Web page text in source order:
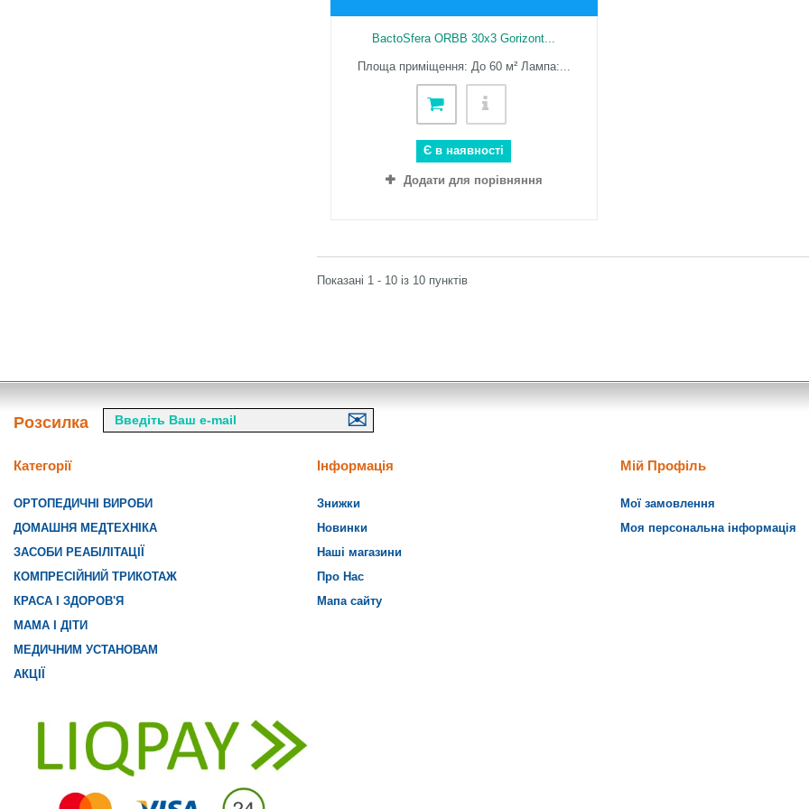
BactoSfera ORBB 30x3 Gorizont...
Площа приміщення: До 60 м² Лампа:...
Є в наявності
Додати для порівняння
Показані 1 - 10 із 10 пунктів
Розсилка
Категорії
ОРТОПЕДИЧНІ ВИРОБИ
ДОМАШНЯ МЕДТЕХНІКА
ЗАСОБИ РЕАБІЛІТАЦІЇ
КОМПРЕСІЙНИЙ ТРИКОТАЖ
КРАСА І ЗДОРОВ'Я
МАМА І ДІТИ
МЕДИЧНИМ УСТАНОВАМ
АКЦІЇ
Інформація
Знижки
Новинки
Наші магазини
Про Нас
Мапа сайту
Мій Профіль
Мої замовлення
Моя персональна інформація